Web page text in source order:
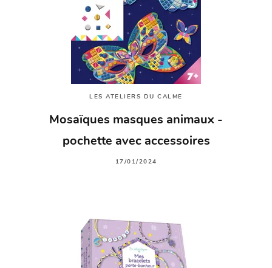
LES ATELIERS DU CALME
Mosaïques masques animaux -
pochette avec accessoires
17/01/2024